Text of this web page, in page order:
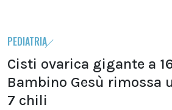
PEDIATRIA
Cisti ovarica gigante a
Bambino Gesù rimossa
7 chili